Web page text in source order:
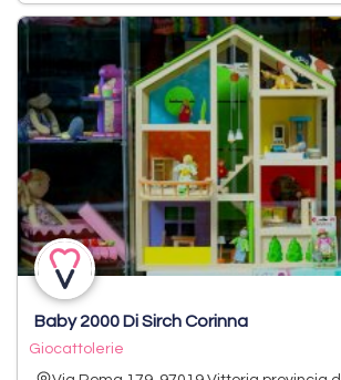
Baby 2000 Di Sirch Corinna
Giocattolerie